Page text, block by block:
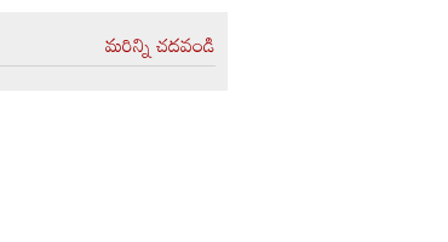
మరిన్ని చదవండి